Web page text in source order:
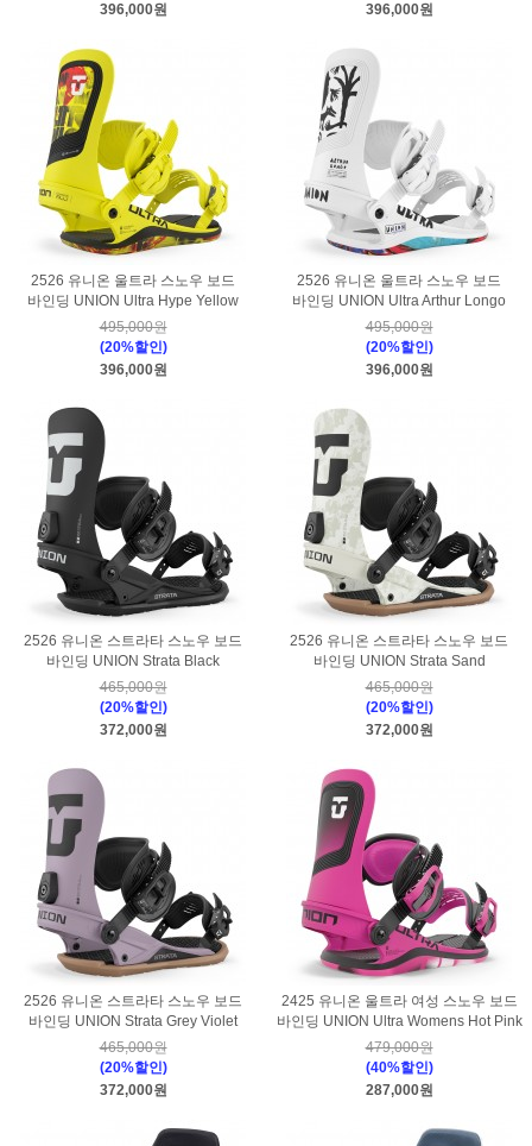
396,000원
396,000원
2526 유니온 울트라 스노우 보드
바인딩 UNION Ultra Hype Yellow
495,000원
(20%할인)
396,000원
2526 유니온 울트라 스노우 보드
바인딩 UNION Ultra Arthur Longo
495,000원
(20%할인)
396,000원
2526 유니온 스트라타 스노우 보드
바인딩 UNION Strata Black
465,000원
(20%할인)
372,000원
2526 유니온 스트라타 스노우 보드
바인딩 UNION Strata Sand
465,000원
(20%할인)
372,000원
2526 유니온 스트라타 스노우 보드
바인딩 UNION Strata Grey Violet
465,000원
(20%할인)
372,000원
2425 유니온 울트라 여성 스노우 보드
바인딩 UNION Ultra Womens Hot Pink
479,000원
(40%할인)
287,000원